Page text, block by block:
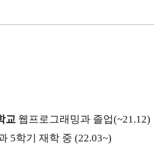
교 웹프로그래밍과 졸업(~21.12)
5학기 재학 중 (22.03~)